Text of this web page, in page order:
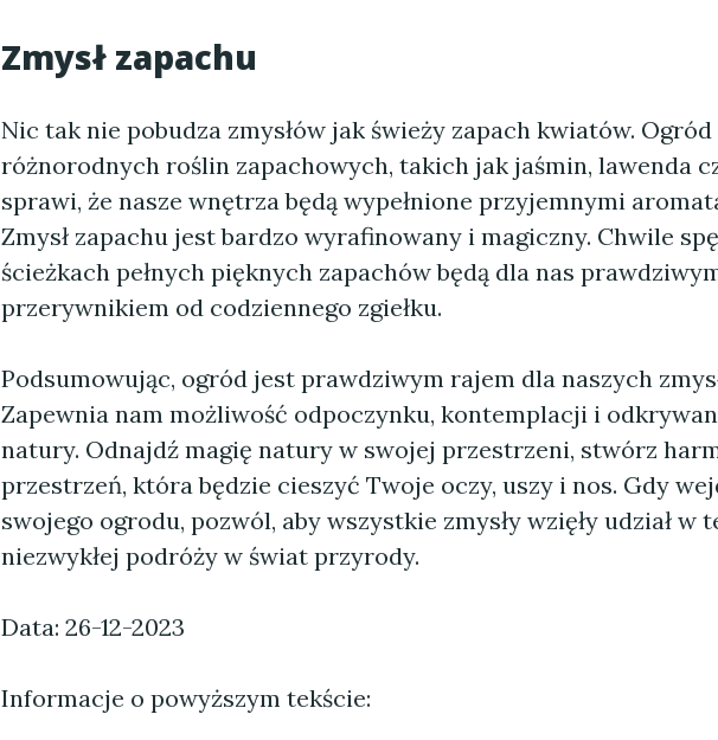
Zmysł zapachu
Nic tak nie pobudza zmysłów jak świeży zapach kwiatów. Ogród
różnorodnych roślin zapachowych, takich jak jaśmin, lawenda
sprawi, że nasze wnętrza będą wypełnione przyjemnymi
Zmysł zapachu jest bardzo wyrafinowany i magiczny. Chwile
ścieżkach pełnych pięknych zapachów będą dla nas
przerywnikiem od codziennego zgiełku.
Podsumowując, ogród jest prawdziwym rajem dla naszych
Zapewnia nam możliwość odpoczynku, kontemplacji i
natury. Odnajdź magię natury w swojej przestrzeni, stwórz
przestrzeń, która będzie cieszyć Twoje oczy, uszy i nos. Gdy
swojego ogrodu, pozwól, aby wszystkie zmysły wzięły udział w
niezwykłej podróży w świat przyrody.
Data: 26-12-2023
Informacje o powyższym tekście: